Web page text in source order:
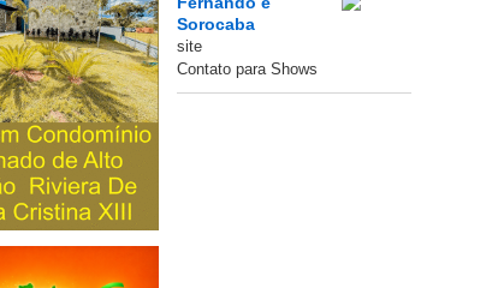
Sorocaba
site
Contato para Shows